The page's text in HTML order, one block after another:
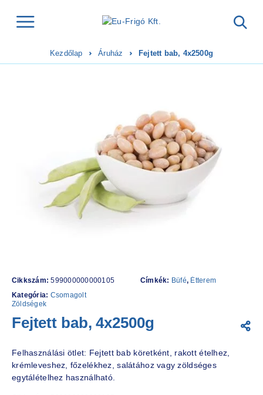
Kezdőlap Áruház Fejtett bab, 4x2500g
Cikkszám:599000000000105
Kategória: Csomagolt
Zöldségek
Címkék: Büfé, Étterem
Fejtett bab, 4x2500g
Felhasználási ötlet: Fejtett bab köretként, rakott ételhez,
krémleveshez, főzelékhez, salátához vagy zöldséges
egytálételhez használható.